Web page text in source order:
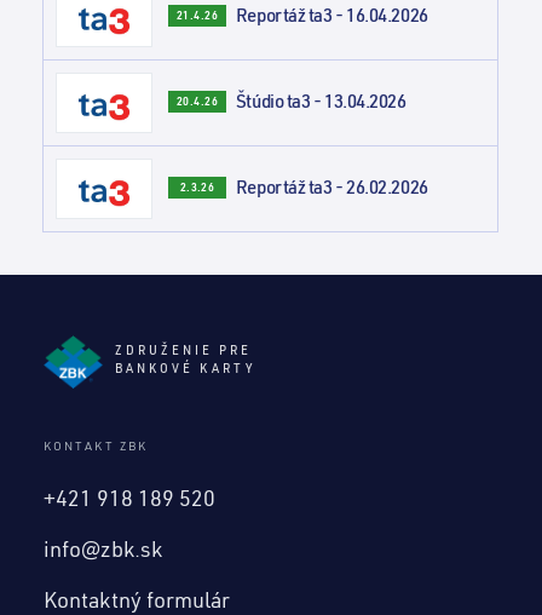
21.4.26 Reportáž ta3 - 16.04.2026
20.4.26 Štúdio ta3 - 13.04.2026
2.3.26 Reportáž ta3 - 26.02.2026
ZDRUŽENIE PRE
BANKOVÉ KARTY
KONTAKT ZBK
+421 918 189 520
info@zbk.sk
Kontaktný formulár